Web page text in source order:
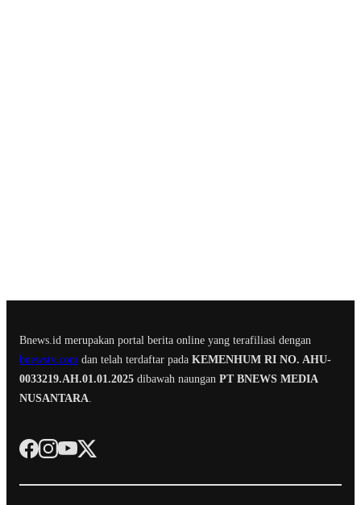
Bnews.id merupakan portal berita online yang terafiliasi dengan
bnewstv.com dan telah terdaftar pada KEMENHUM RI NO. AHU-
0033219.AH.01.01.2025 dibawah naungan PT BNEWS MEDIA
NUSANTARA.